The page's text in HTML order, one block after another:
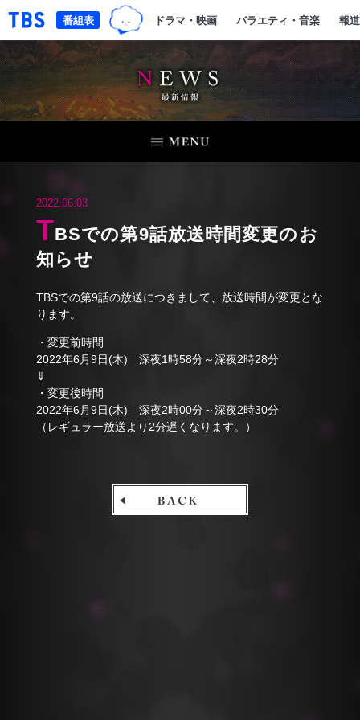
「TBSテレビ｜ときめくときを。」トップページ
TBSグループキャラクター『ワクテ
ドラマ・映画 バラエティ・音楽 報
番組表
NEWS
2022.06.03
TBSでの第9話放送時間変更のお
知らせ
TBSでの第9話の放送につきまして、放送時間が変更とな
ります。
・変更前時間
2022年6月9日(木) 深夜1時58分～深夜2時28分
⇓
・変更後時間
2022年6月9日(木) 深夜2時00分～深夜2時30分
（レギュラー放送より2分遅くなります。）